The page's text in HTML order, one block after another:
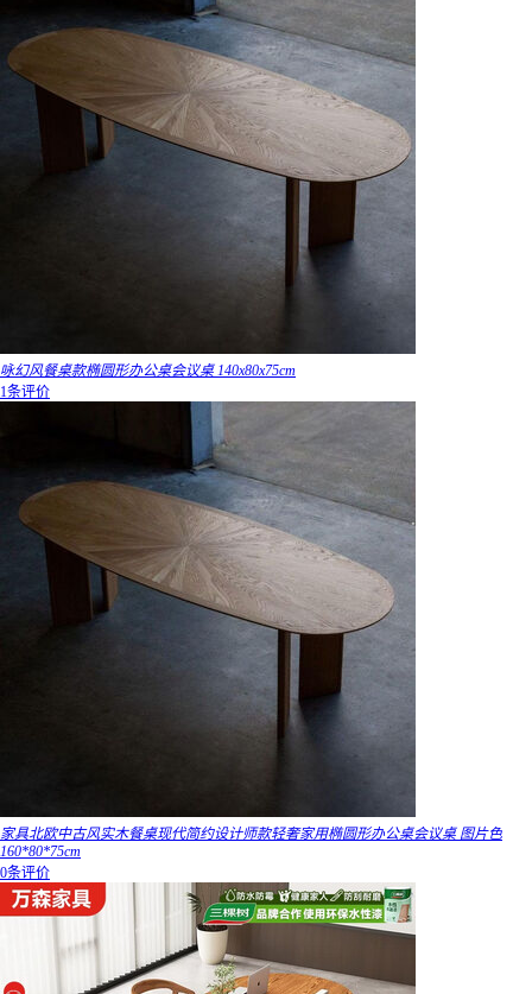
咏幻风餐桌款椭圆形办公桌会议桌 140x80x75cm
1条评价
家具北欧中古风实木餐桌现代简约设计师款轻奢家用椭圆形办公桌会议桌 图片色
160*80*75cm
0条评价